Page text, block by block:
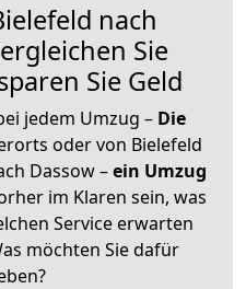
nach
Sie
Sie Geld
jedem Umzug – Die
oder von Bielefeld
Dassow –ein Umzug
im Klaren sein, was
Service erwarten
möchten Sie dafür